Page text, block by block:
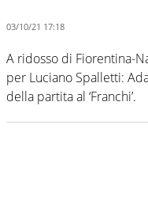
03/10/21 17:18
A ridosso di Fiorentina-
per Luciano Spalletti:
della partita al ‘Franchi’.